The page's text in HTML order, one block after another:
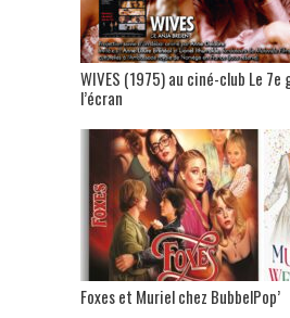
WIVES (1975) au ciné-club Le
l’écran
Foxes et Muriel chez BubbelPop’